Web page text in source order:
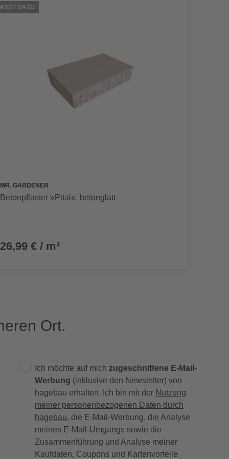
DAZU
MR. GARDENER
Betonpflaster »Pital«, betonglatt
26,99 € / m²
Ort.
Ich möchte auf mich zugeschnittene E-Mail-
Werbung (inklusive den Newsletter) von
hagebau erhalten. Ich bin mit der Nutzung
meiner personenbezogenen Daten durch
hagebau, die E-Mail-Werbung, die Analyse
meines E-Mail-Umgangs sowie die
Zusammenführung und Analyse meiner
Kaufdaten, Coupons und Kartenvorteile